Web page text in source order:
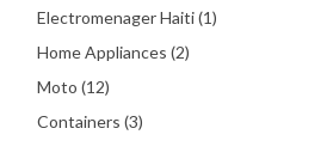
Electromenager Haiti (1)
Home Appliances (2)
Moto (12)
Containers (3)